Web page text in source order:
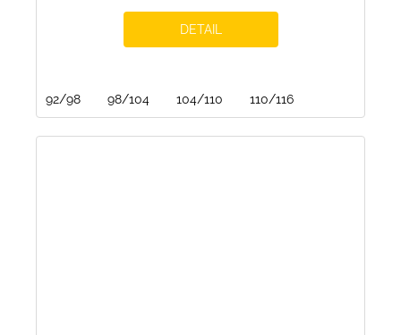
DETAIL
92/98 98/104 104/110 110/116